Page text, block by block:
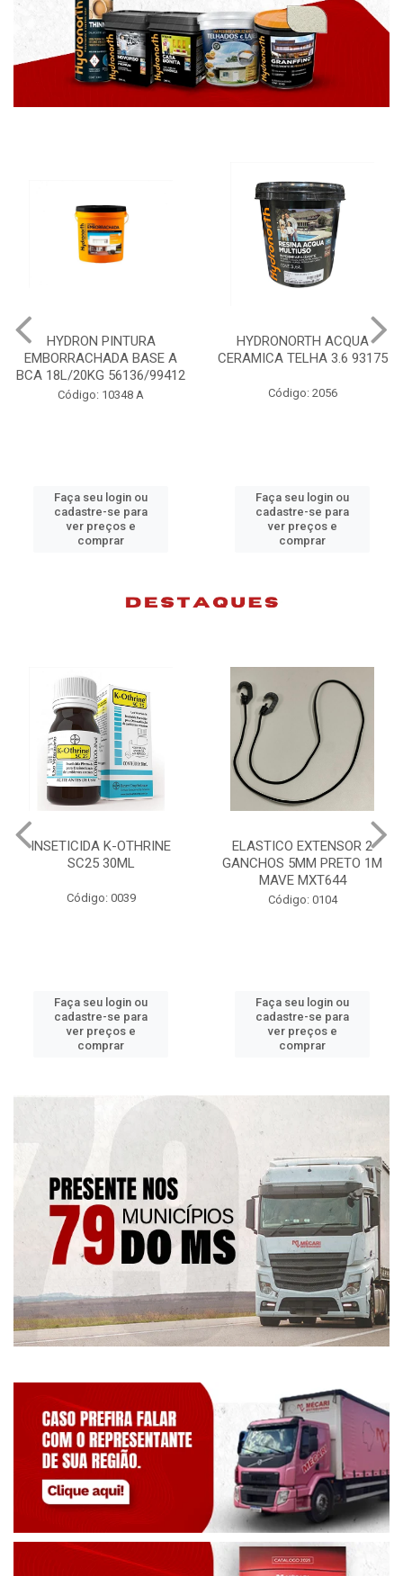
HYDRON PINTURA
EMBORRACHADA BASE A
BCA 18L/20KG 56136/99412
Código: 10348 A
Faça seu login ou
cadastre-se para
ver preços e
comprar
HYDRONORTH ACQUA
CERAMICA TELHA 3.6 93175
Código: 2056
Faça seu login ou
cadastre-se para
ver preços e
comprar
INSETICIDA K-OTHRINE
SC25 30ML
Código: 0039
Faça seu login ou
cadastre-se para
ver preços e
comprar
ELASTICO EXTENSOR 2
GANCHOS 5MM PRETO 1M
MAVE MXT644
Código: 0104
Faça seu login ou
cadastre-se para
ver preços e
comprar